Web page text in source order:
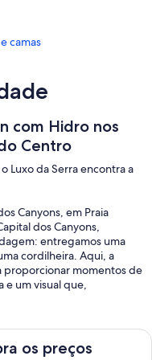
camas
com Hidro nos
Centro
Luxo da Serra encontra a
Canyons, em Praia
dos Canyons,
entregamos uma
cordilheira. Aqui, a
proporcionar momentos de
e um visual que,
Praia Grande:
ser o seu camarote
os preços